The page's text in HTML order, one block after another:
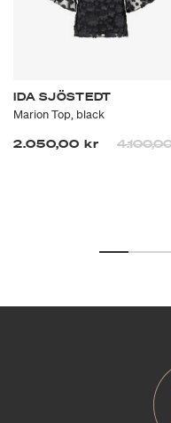
IDA SJÖSTEDT
Marion Top, black
2.050,00 kr
Prisen